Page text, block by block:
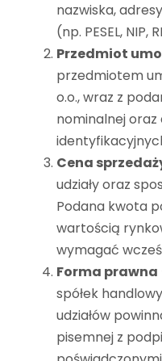
nazwiska,
(np. PESEL, NIP,
Przedmiot
przedmiotem
o.o., wraz z
nominalnej
Cena
udziały oraz
Podana kwota
wartością
wymagać
Forma prawna
spółek
udziałów
pisemnej z